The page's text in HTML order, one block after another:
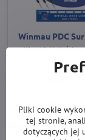
Winmau PDC
Wysokiej jakości
Na
497,70
Do
Pliki cookie
tej stronie,
dotyczących jej